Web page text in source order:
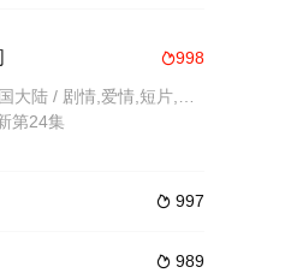
998
第24集
 997
 989